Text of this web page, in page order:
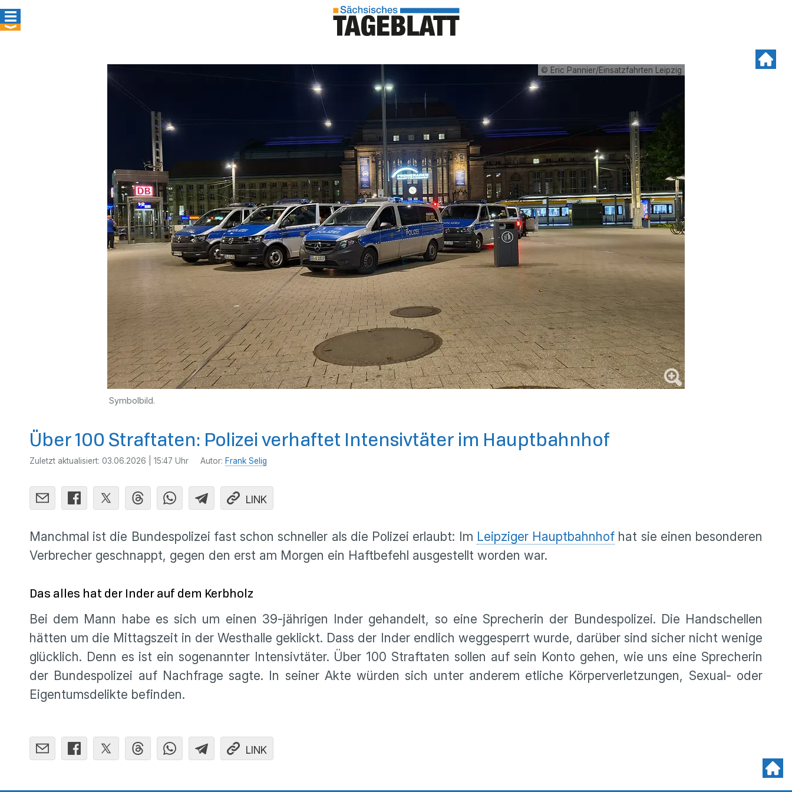
© Eric Pannier/Einsatzfahrten Leipzig
Symbolbild.
Über 100 Straftaten: Polizei verhaftet Intensivtäter im Hauptbahnhof
Zuletzt aktualisiert: 03.06.2026 | 15:47 Uhr Autor: Frank Selig
LINK
Manchmal ist die Bundespolizei fast schon schneller als die Polizei erlaubt: Im Leipziger Hauptbahnhof hat sie einen besonderen
Verbrecher geschnappt, gegen den erst am Morgen ein Haftbefehl ausgestellt worden war.
Das alles hat der Inder auf dem Kerbholz
Bei dem Mann habe es sich um einen 39-jährigen Inder gehandelt, so eine Sprecherin der Bundespolizei. Die Handschellen
hätten um die Mittagszeit in der Westhalle geklickt. Dass der Inder endlich weggesperrt wurde, darüber sind sicher nicht wenige
glücklich. Denn es ist ein sogenannter Intensivtäter. Über 100 Straftaten sollen auf sein Konto gehen, wie uns eine Sprecherin
der Bundespolizei auf Nachfrage sagte. In seiner Akte würden sich unter anderem etliche Körperverletzungen, Sexual- oder
Eigentumsdelikte befinden.
LINK